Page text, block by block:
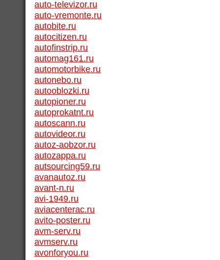
auto-televizor.ru
auto-vremonte.ru
autobite.ru
autocitizen.ru
autofinstrip.ru
automag161.ru
automotorbike.ru
autonebo.ru
autooblozki.ru
autopioner.ru
autoprokatnt.ru
autoscann.ru
autovideor.ru
autoz-aobzor.ru
autozappa.ru
autsourcing59.ru
avanautoz.ru
avant-n.ru
avi-1949.ru
aviacenterac.ru
avito-poster.ru
avm-serv.ru
avmserv.ru
avonforyou.ru